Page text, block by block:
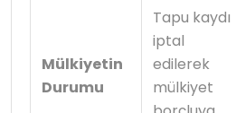
Mülkiyetin
Durumu
Tapu kaydı
iptal
edilerek
mülkiyet